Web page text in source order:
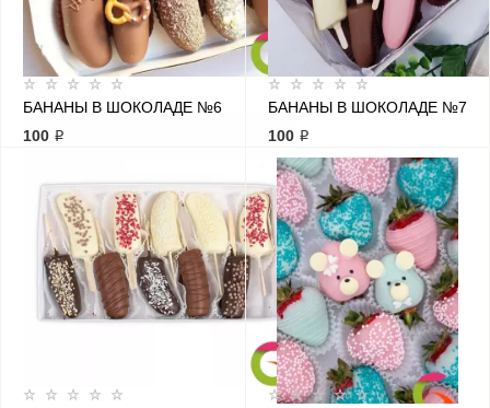
БАНАНЫ В ШОКОЛАДЕ №6
100 ₽
БАНАНЫ В ШОКОЛАДЕ №7
100 ₽